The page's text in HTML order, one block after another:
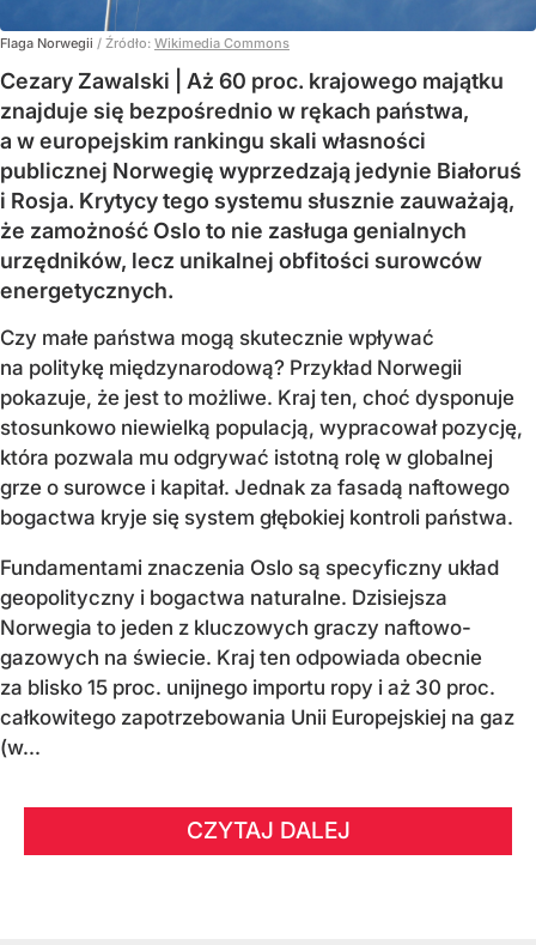
Flaga Norwegii / Źródło: Wikimedia Commons
Cezary Zawalski | Aż 60 proc. krajowego majątku
znajduje się bezpośrednio w rękach państwa,
a w europejskim rankingu skali własności
publicznej Norwegię wyprzedzają jedynie Białoruś
i Rosja. Krytycy tego systemu słusznie zauważają,
że zamożność Oslo to nie zasługa genialnych
urzędników, lecz unikalnej obfitości surowców
energetycznych.
Czy małe państwa mogą skutecznie wpływać
na politykę międzynarodową? Przykład Norwegii
pokazuje, że jest to możliwe. Kraj ten, choć dysponuje
stosunkowo niewielką populacją, wypracował pozycję,
która pozwala mu odgrywać istotną rolę w globalnej
grze o surowce i kapitał. Jednak za fasadą naftowego
bogactwa kryje się system głębokiej kontroli państwa.
Fundamentami znaczenia Oslo są specyficzny układ
geopolityczny i bogactwa naturalne. Dzisiejsza
Norwegia to jeden z kluczowych graczy naftowo-
gazowych na świecie. Kraj ten odpowiada obecnie
za blisko 15 proc. unijnego importu ropy i aż 30 proc.
całkowitego zapotrzebowania Unii Europejskiej na gaz
(w...
CZYTAJ DALEJ